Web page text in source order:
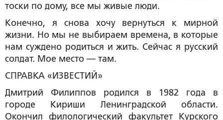
тоски по дому, все мы живые люди.
Конечно, я снова хочу вернуться к мирной
жизни. Но мы не выбираем времена, в которые
нам суждено родиться и жить. Сейчас я русский
солдат. Мое место — там.
СПРАВКА «ИЗВЕСТИЙ»
Дмитрий Филиппов родился в 1982 года в
городе Кириши Ленинградской области.
Окончил филологический факультет Курского